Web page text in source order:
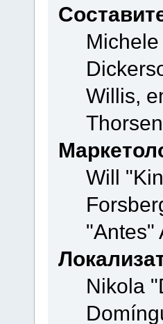
Willis,
Will
"Antes"
Nikola